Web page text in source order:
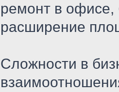
ремонт в офисе,
расширение
Сложности в